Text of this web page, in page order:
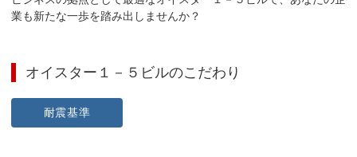
業も新たな一歩を踏み出しませんか？
オイスター１－５ビルのこだわり
耐震基準